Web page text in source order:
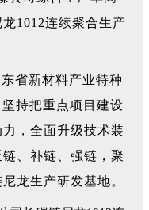
1012连续聚合生产
省新材料产业特种
持把重点项目建设
，全面升级技术装
、补链、强链，聚
龙生产研发基地。